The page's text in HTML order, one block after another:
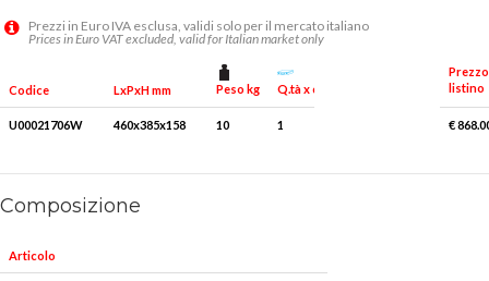
Prezzi in Euro IVA esclusa, validi solo per il mercato italiano
Prices in Euro VAT excluded, valid for Italian market only
Codice LxPxH mm Peso kg Q.tà x conf.
Prezzo
listino
U00021706W 460x385x158 10 1 €
Composizione
Articolo